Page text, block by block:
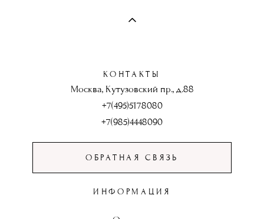
КОНТАКТЫ
Москва, Кутузовский пр., д.88
+7(495)5178080
+7(985)4448090
ОБРАТНАЯ СВЯЗЬ
ИНФОРМАЦИЯ